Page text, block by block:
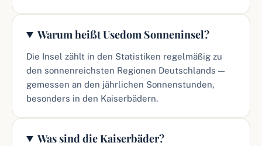
Warum heißt Usedom Sonneninsel?
Die Insel zählt in den Statistiken regelmäßig zu
den sonnenreichsten Regionen Deutschlands —
gemessen an den jährlichen Sonnenstunden,
besonders in den Kaiserbädern.
Was sind die Kaiserbäder?